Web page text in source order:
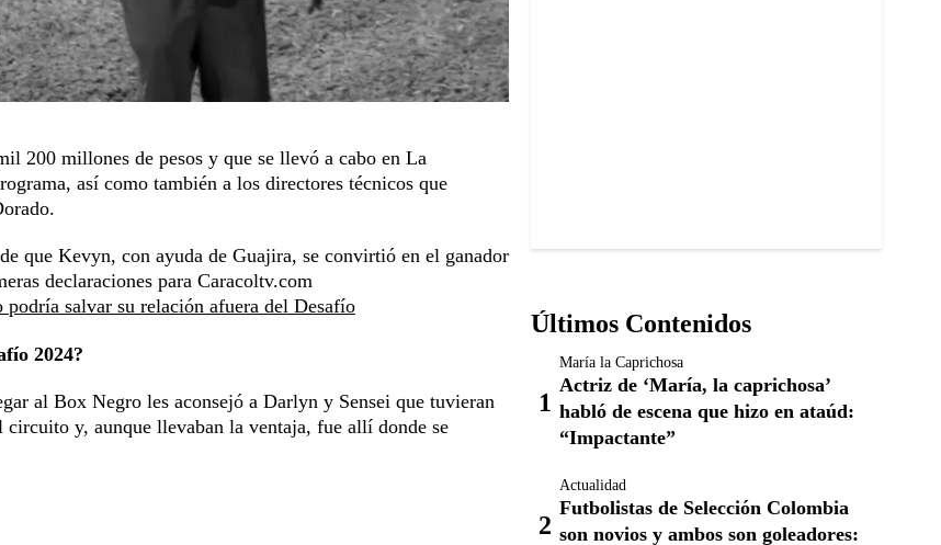
200 millones de pesos y que se llevó a cabo en La
así como también a los directores técnicos que
que Kevyn, con ayuda de Guajira, se convirtió en el ganador
declaraciones para Caracoltv.com
salvar su relación afuera del Desafío
2024?
al Box Negro les aconsejó a Darlyn y Sensei que tuvieran
y, aunque llevaban la ventaja, fue allí donde se
Últimos Contenidos
María la Caprichosa
Actriz de ‘María, la caprichosa’
habló de escena que hizo en ataúd:
“Impactante”
Actualidad
Futbolistas de Selección Colombia
son novios y ambos son goleadores: